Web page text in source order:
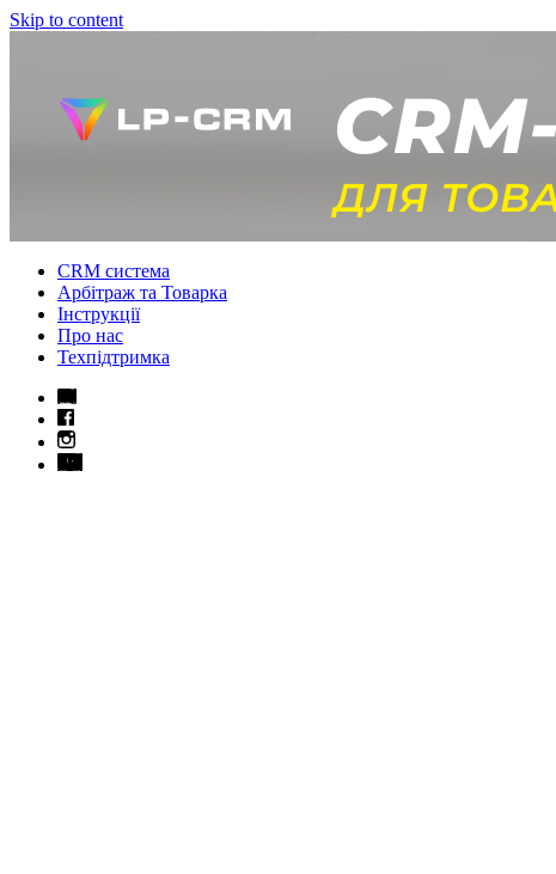
Skip to content
CRM система
Арбітраж та Товарка
Інструкції
Про нас
Техпідтримка